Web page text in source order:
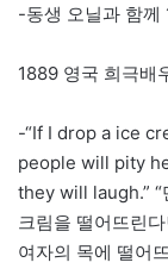
-동생 오닐과 함께
1889 영국 희극배
-“If I drop a ice
people will pity
they will laugh.” “
크림을 떨어뜨린
여자의 목에 떨어